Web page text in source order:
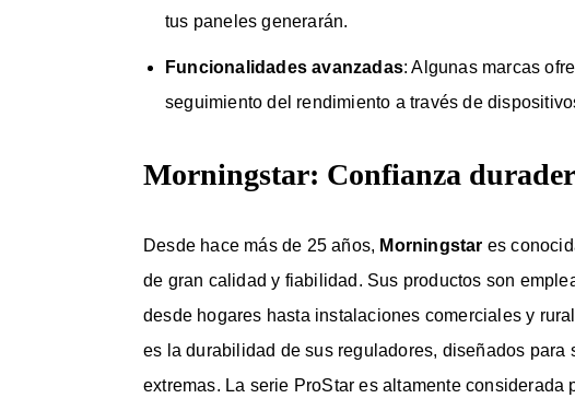
tus paneles generarán.
Funcionalidades avanzadas: Algunas marcas
seguimiento del rendimiento a través de
Morningstar: Confianza
Desde hace más de 25 años, Morningstar es
de gran calidad y fiabilidad. Sus productos son
desde hogares hasta instalaciones comerciales y
es la durabilidad de sus reguladores, diseñados para
extremas. La serie ProStar es altamente considerada